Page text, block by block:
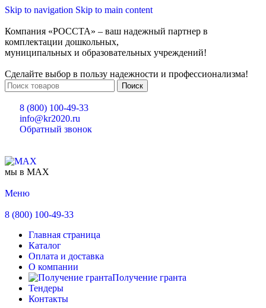
Skip to navigation Skip to main content
Компания «РОССТА» – ваш надежный партнер в
комплектации дошкольных,
муниципальных и образовательных учреждений!
Сделайте выбор в пользу надежности и профессионализма!
Поиск
8 (800) 100-49-33
info@kr2020.ru
Обратный звонок
мы в MAX
Меню
8 (800) 100-49-33
Главная страница
Каталог
Оплата и доставка
О компании
Получение гранта
Тендеры
Контакты